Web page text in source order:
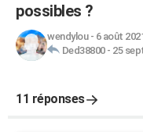
possibles ?
wendylou- 6 août
Ded38800- 25
11 réponses